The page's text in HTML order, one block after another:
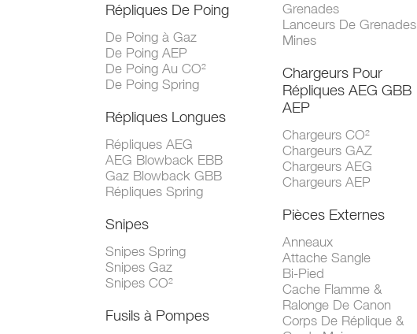
Répliques De Poing
De Poing à Gaz
De Poing AEP
De Poing Au CO²
De Poing Spring
Répliques Longues
Répliques AEG
AEG Blowback EBB
Gaz Blowback GBB
Répliques Spring
Snipes
Snipes Spring
Snipes Gaz
Snipes CO²
Fusils à Pompes
Grenades
Lanceurs De Grenades
Mines
Chargeurs Pour
Répliques AEG GBB
AEP
Chargeurs CO²
Chargeurs GAZ
Chargeurs AEG
Chargeurs AEP
Pièces Externes
Anneaux
Attache Sangle
Bi-Pied
Cache Flamme &
Ralonge De Canon
Corps De Réplique &